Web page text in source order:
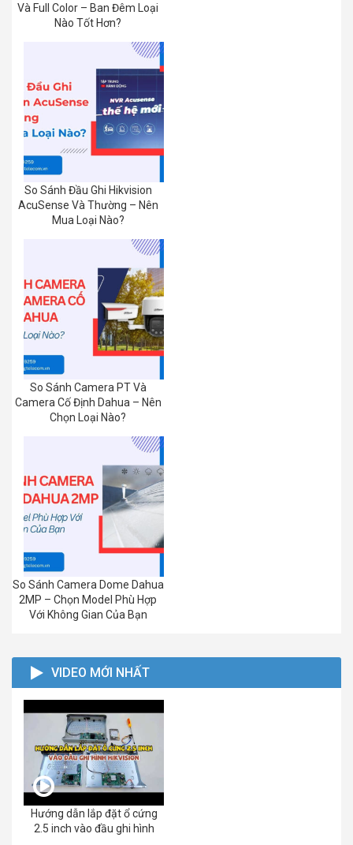
Và Full Color – Ban Đêm Loại
Nào Tốt Hơn?
So Sánh Đầu Ghi Hikvision
AcuSense Và Thường – Nên
Mua Loại Nào?
So Sánh Camera PT Và
Camera Cố Định Dahua – Nên
Chọn Loại Nào?
So Sánh Camera Dome Dahua
2MP – Chọn Model Phù Hợp
Với Không Gian Của Bạn
VIDEO MỚI NHẤT
Hướng dẫn lắp đặt ổ cứng
2.5 inch vào đầu ghi hình